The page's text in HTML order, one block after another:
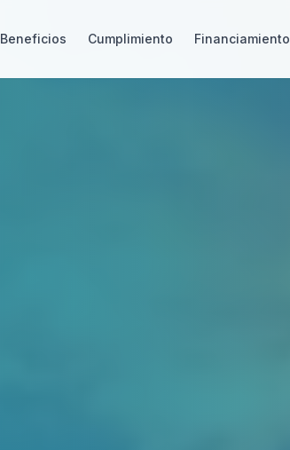
Beneficios Cumplimiento Financiamiento